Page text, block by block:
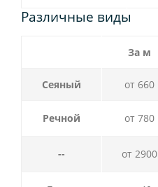
Различные виды
За м
Сеяный от 660
Речной от 780
-- от 2900